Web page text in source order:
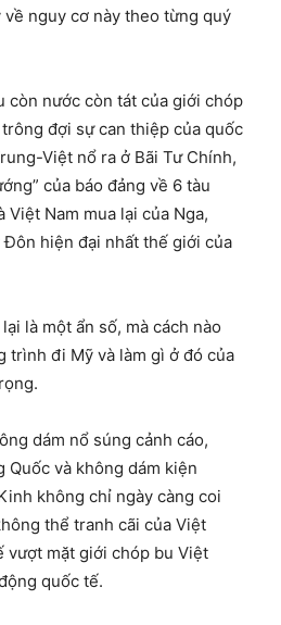
nguy cơ này theo từng quý
còn nước còn tát của giới chóp
đợi sự can thiệp của quốc
Việt nổ ra ở Bãi Tư Chính,
của báo đảng về 6 tàu
Nam mua lại của Nga,
Đôn hiện đại nhất thế giới của
là một ẩn số, mà cách nào
trình đi Mỹ và làm gì ở đó của
dám nổ súng cảnh cáo,
Quốc và không dám kiện
không chỉ ngày càng coi
thể tranh cãi của Việt
vượt mặt giới chóp bu Việt
quốc tế.